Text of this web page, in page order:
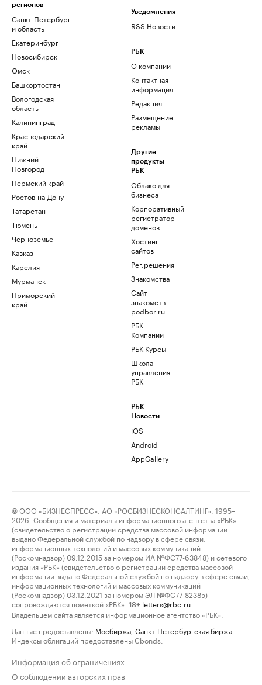
регионов
Санкт-Петербург
и область
Екатеринбург
Новосибирск
Омск
Башкортостан
Вологодская
область
Калининград
Краснодарский
край
Нижний
Новгород
Пермский край
Ростов-на-Дону
Татарстан
Тюмень
Черноземье
Кавказ
Карелия
Мурманск
Приморский
край
Уведомления
RSS Новости
РБК
О компании
Контактная
информация
Редакция
Размещение
рекламы
Другие
продукты
РБК
Облако для
бизнеса
Корпоративный
регистратор
доменов
Хостинг
сайтов
Рег.решения
Знакомства
Сайт
знакомств
podbor.ru
РБК
Компании
РБК Курсы
Школа
управления
РБК
РБК
Новости
iOS
Android
AppGallery
© ООО «БИЗНЕСПРЕСС», АО «РОСБИЗНЕСКОНСАЛТИНГ», 1995–
2026. Сообщения и материалы информационного агентства «РБК»
(свидетельство о регистрации средства массовой информации
выдано Федеральной службой по надзору в сфере связи,
информационных технологий и массовых коммуникаций
(Роскомнадзор) 09.12.2015 за номером ИА №ФС77-63848) и сетевого
издания «РБК» (свидетельство о регистрации средства массовой
информации выдано Федеральной службой по надзору в сфере связи,
информационных технологий и массовых коммуникаций
(Роскомнадзор) 03.12.2021 за номером ЭЛ №ФС77-82385)
сопровождаются пометкой «РБК».
18+ letters@rbc.ru
Владельцем сайта является информационное агентство «РБК».
Данные предоставлены: Мосбиржа Санкт-Петербургская биржа
Индексы облигаций предоставлены Cbonds.
Информация об ограничениях
О соблюдении авторских прав